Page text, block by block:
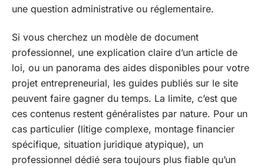
une question administrative ou réglementaire.
Si vous cherchez un modèle de document
professionnel, une explication claire d’un article de
loi, ou un panorama des aides disponibles pour votre
projet entrepreneurial, les guides publiés sur le site
peuvent faire gagner du temps. La limite, c’est que
ces contenus restent généralistes par nature. Pour un
cas particulier (litige complexe, montage financier
spécifique, situation juridique atypique), un
professionnel dédié sera toujours plus fiable qu’un